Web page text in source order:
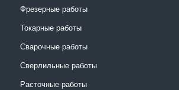
Фрезерные работы
Токарные работы
Сварочные работы
Сверлильные работы
Расточные работы